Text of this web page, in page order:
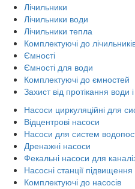
Лічильники
Лічильники води
Лічильники тепла
Комплектуючі до
Ємності
Ємності для води
Комплектуючі до ємностей
Захист від протікання води
Насоси циркуляційні для
Відцентрові насоси
Насоси для систем
Дренажні насоси
Фекальні насоси для
Насосні станції підвищення
Комплектуючі до насосів